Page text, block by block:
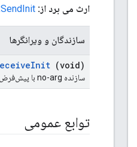
ارث می برد از:
سازندگان و ویرانگرها
Init (void)
سازنده no-arg با پیش‌فرض‌های پیام
توابع عمومی